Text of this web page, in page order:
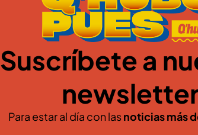
Suscríbete a
Para estar al día con lasnoticias más